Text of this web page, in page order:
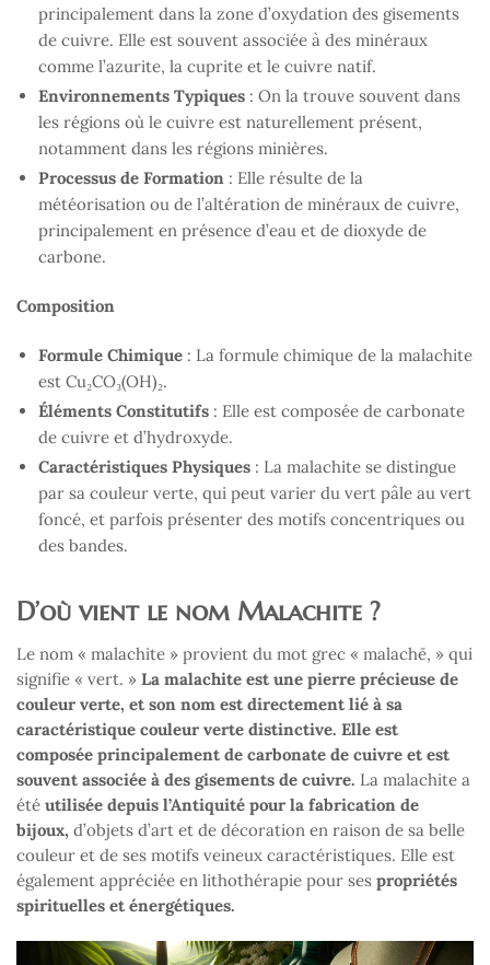
principalement dans la zone d’oxydation des gisements
de cuivre. Elle est souvent associée à des minéraux
comme l’azurite, la cuprite et le cuivre natif.
Environnements Typiques : On la trouve souvent dans
les régions où le cuivre est naturellement présent,
notamment dans les régions minières.
Processus de Formation : Elle résulte de la
météorisation ou de l’altération de minéraux de cuivre,
principalement en présence d’eau et de dioxyde de
carbone.
Composition
Formule Chimique : La formule chimique de la malachite
est Cu₂CO₃(OH)₂.
Éléments Constitutifs : Elle est composée de carbonate
de cuivre et d’hydroxyde.
Caractéristiques Physiques : La malachite se distingue
par sa couleur verte, qui peut varier du vert pâle au vert
foncé, et parfois présenter des motifs concentriques ou
des bandes.
D’où vient le nom Malachite ?
Le nom « malachite » provient du mot grec « malachē, » qui
signifie « vert. » La malachite est une pierre précieuse de
couleur verte, et son nom est directement lié à sa
caractéristique couleur verte distinctive. Elle est
composée principalement de carbonate de cuivre et est
souvent associée à des gisements de cuivre. La malachite a
été utilisée depuis l’Antiquité pour la fabrication de
bijoux, d’objets d’art et de décoration en raison de sa belle
couleur et de ses motifs veineux caractéristiques. Elle est
également appréciée en lithothérapie pour ses propriétés
spirituelles et énergétiques.